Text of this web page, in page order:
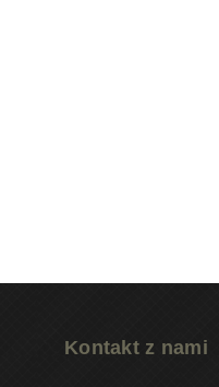
Kontakt z nami